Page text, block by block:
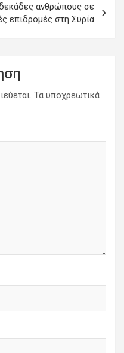
ανθρώπους σε
επιδρομές στη Συρία
Τα υποχρεωτικά